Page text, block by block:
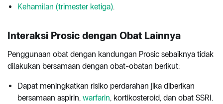
Kehamilan (trimester ketiga).
Interaksi Prosic dengan Obat Lainnya
Penggunaan obat dengan kandungan Prosic sebaiknya tidak
dilakukan bersamaan dengan obat-obatan berikut:
Dapat meningkatkan risiko perdarahan jika diberikan
bersamaan aspirin, warfarin, kortikosteroid, dan obat SSRI.